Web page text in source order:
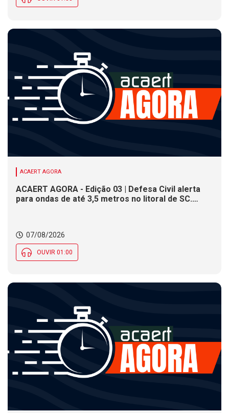
ACAERT AGORA
ACAERT AGORA - Edição 03 | Defesa Civil alerta
para ondas de até 3,5 metros no litoral de SC.
07/08/2026
OUVIR 01:00